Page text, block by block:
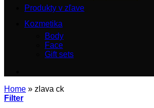
Produkty v zľave
Kozmetika
Body
Face
Gift sets
Home » zlava ck
Filter